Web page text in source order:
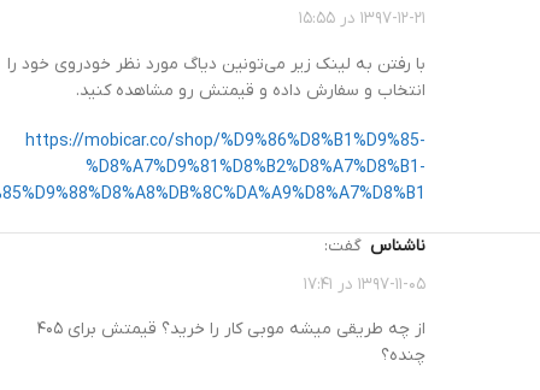
۱۳۹۷-۱۲-۲۱ در ۱۵:۵۵
با رفتن به لینک زیر می‌تونین دیاگ مورد نظر خودروی خود را
انتخاب و سفارش داده و قیمتش رو مشاهده کنید.
https://mobicar.co/shop/%D9%86%D8%B1%D9%85-
%D8%A7%D9%81%D8%B2%D8%A7%D8%B1-
ناشناس گفت:
۱۳۹۷-۱۱-۰۵ در ۱۷:۴۱
از چه طریقی میشه موبی کار را خرید؟ قیمتش برای ۴۰۵
چنده؟